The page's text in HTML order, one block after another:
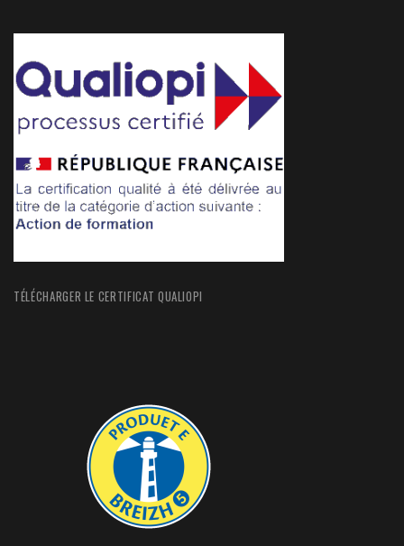
TÉLÉCHARGER LE CERTIFICAT QUALIOPI